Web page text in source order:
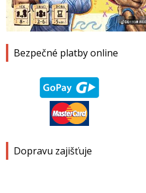
Bezpečné platby online
Dopravu zajišťuje